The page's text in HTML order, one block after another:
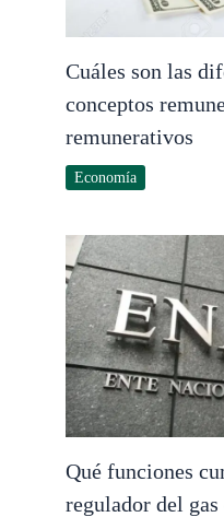
Cuáles son las
conceptos
remunerativos
Economía
Qué funciones
regulador del